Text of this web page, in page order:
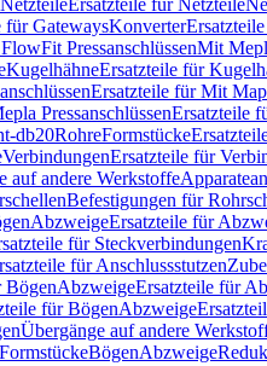
NetzteileErsatzteile für Netzteile
für GatewaysKonverter
PressanschlüssenMit
KugelhähneErsatzteile für
Ersatzteile für Mit
PressanschlüssenErsatzteile
db20RohreFormstücke
VerbindungenErsatzteile für
auf andere Werkstoffe
Befestigungen für
AbzweigeErsatzteile für
für Steckverbindungen
für Anschlussstutzen
BögenAbzweigeErsatzteile für
für BögenAbzweige
Übergänge auf andere
BögenAbzweige